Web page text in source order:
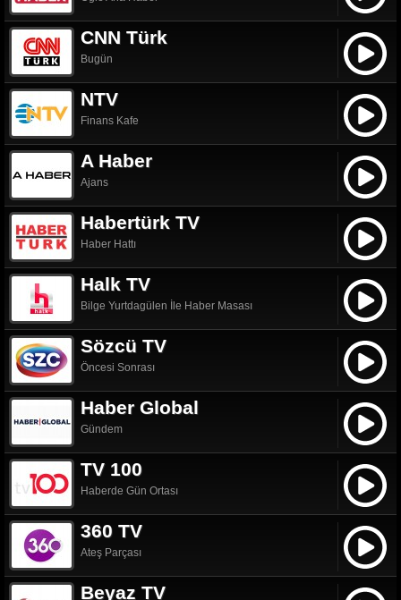
CNN Türk
Bugün
NTV
Finans Kafe
A Haber
Ajans
Habertürk TV
Haber Hattı
Halk TV
Bilge Yurtdagülen İle Haber Masası
Sözcü TV
Öncesi Sonrası
Haber Global
Gündem
TV 100
Haberde Gün Ortası
360 TV
Ateş Parçası
Beyaz TV